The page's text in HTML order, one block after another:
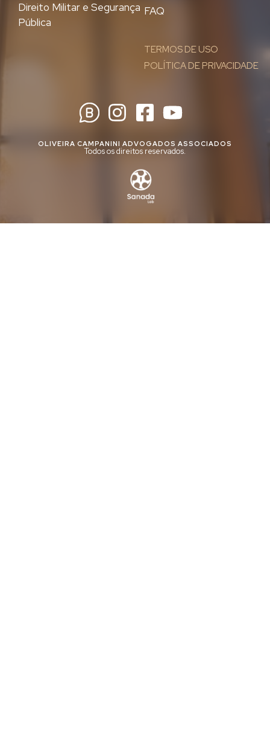
FAQ
TERMOS DE USO
POLÍTICA DE PRIVACIDADE
Direito Militar e Segurança
Pública
OLIVEIRA CAMPANINI ADVOGADOS ASSOCIADOS
Todos os direitos reservados.